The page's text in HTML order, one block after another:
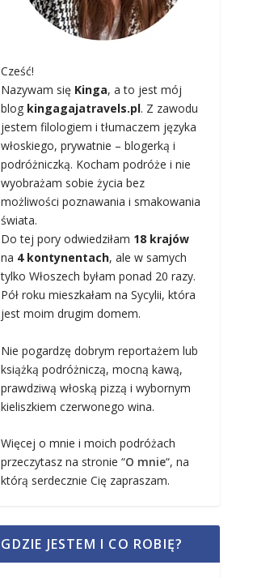
Cześć!
Nazywam się Kinga, a to jest mój
blog kingagajatravels.pl. Z zawodu
jestem filologiem i tłumaczem języka
włoskiego, prywatnie – blogerką i
podróżniczką. Kocham podróże i nie
wyobrażam sobie życia bez
możliwości poznawania i smakowania
świata.
Do tej pory odwiedziłam 18 krajów
na 4 kontynentach, ale w samych
tylko Włoszech byłam ponad 20 razy.
Pół roku mieszkałam na Sycylii, która
jest moim drugim domem.
Nie pogardzę dobrym reportażem lub
książką podróżniczą, mocną kawą,
prawdziwą włoską pizzą i wybornym
kieliszkiem czerwonego wina.
Więcej o mnie i moich podróżach
przeczytasz na stronie “O mnie“, na
którą serdecznie Cię zapraszam.
GDZIE JESTEM I CO ROBIĘ?